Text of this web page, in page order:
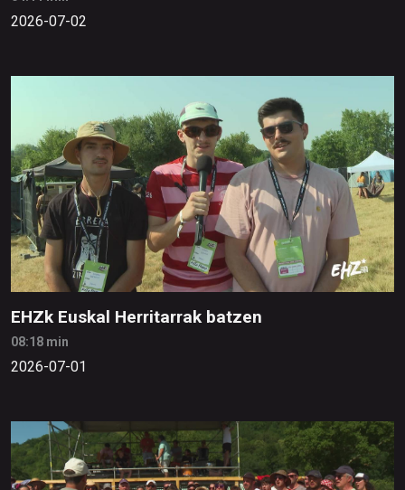
2026-07-02
EHZk Euskal Herritarrak batzen
08:18 min
2026-07-01